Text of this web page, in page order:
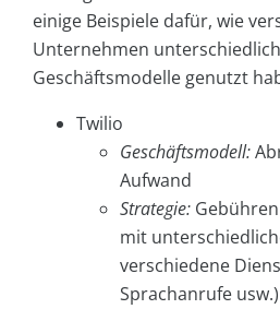
einige Beispiele dafür, wie
Unternehmen
Geschäftsmodelle genutzt
Twilio
Geschäftsmodell:
Aufwand
Strategie:
mit
verschiedene
Sprachanrufe usw.)